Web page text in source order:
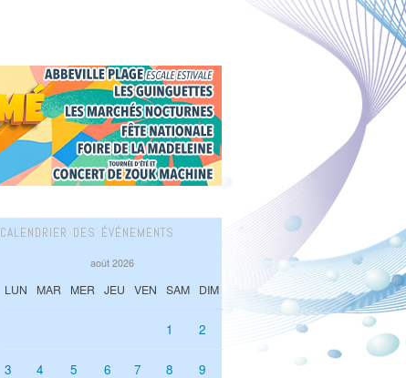
CALENDRIER DES ÉVÉNEMENTS
août 2026
LUN MAR MER JEU VEN SAM DIM
1 2
3 4 5 6 7 8 9